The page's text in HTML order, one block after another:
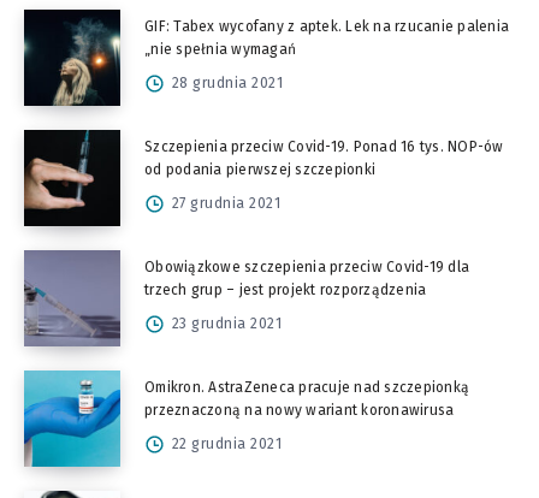
GIF: Tabex wycofany z aptek. Lek na rzucanie palenia
„nie spełnia wymagań
28 grudnia 2021
Szczepienia przeciw Covid-19. Ponad 16 tys. NOP-ów
od podania pierwszej szczepionki
27 grudnia 2021
Obowiązkowe szczepienia przeciw Covid-19 dla
trzech grup – jest projekt rozporządzenia
23 grudnia 2021
Omikron. AstraZeneca pracuje nad szczepionką
przeznaczoną na nowy wariant koronawirusa
22 grudnia 2021